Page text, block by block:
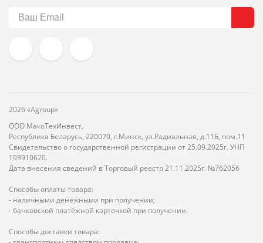
2026 «Agroup»
ООО МакоТехИнвест,
Республика Беларусь, 220070, г.Минск, ул.Радиальная, д.11Б, пом.11
Свидетельство о государственной регистрации от 25.09.2025г. УНП
193910620.
Дата внесения сведений в Торговый реестр 21.11.2025г. №762056
Способы оплаты товара:
- наличными денежными при получении;
- банковской платёжной карточкой при получении.
Способы доставки товара: